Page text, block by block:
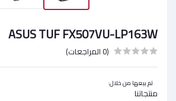
ASUS TUF FX507VU-LP163W
(0 المراجعات)
تم بيعها من خلال:
منتجاتنا